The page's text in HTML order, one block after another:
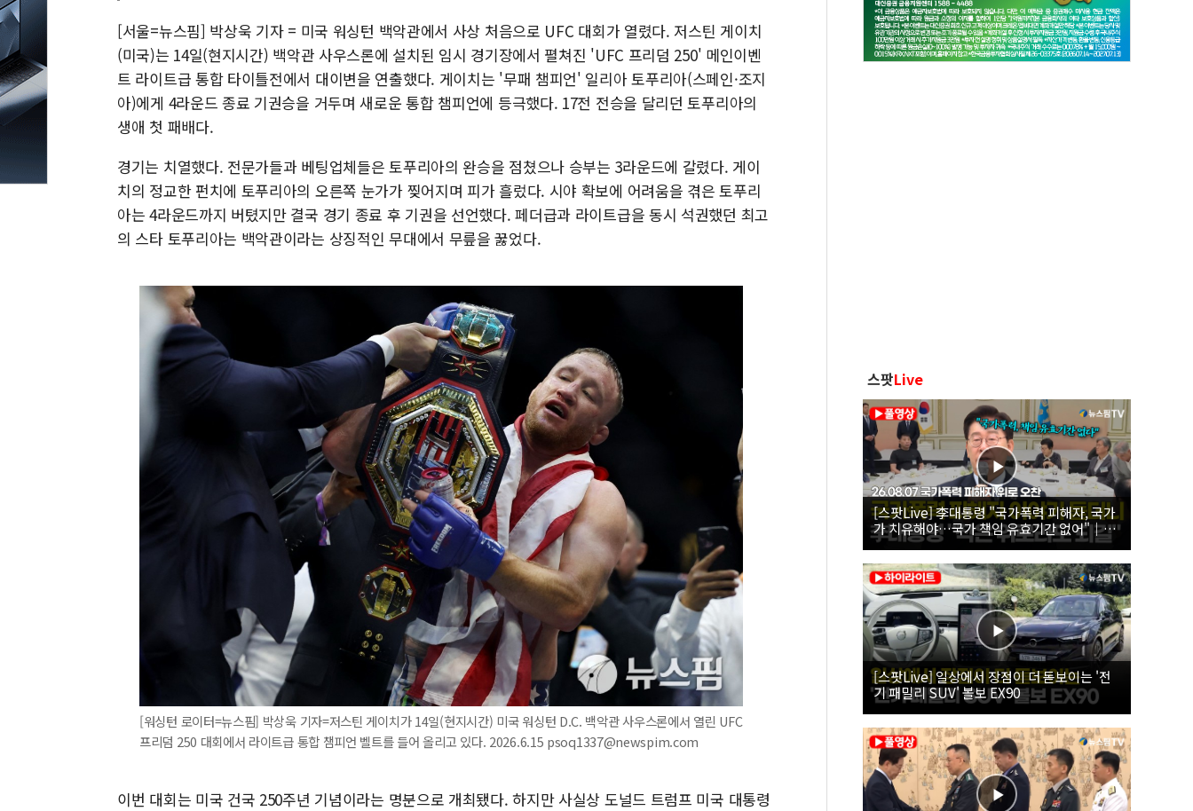
[서울=뉴스핌] 박상욱 기자 = 미국 워싱턴 백악관에서 사상 처음으로 UFC 대회가 열렸다. 저스틴 게이치
(미국)는 14일(현지시간) 백악관 사우스론에 설치된 임시 경기장에서 펼쳐진 'UFC 프리덤 250' 메인이벤
트 라이트급 통합 타이틀전에서 대이변을 연출했다. 게이치는 '무패 챔피언' 일리아 토푸리아(스페인·조지
아)에게 4라운드 종료 기권승을 거두며 새로운 통합 챔피언에 등극했다. 17전 전승을 달리던 토푸리아의
생애 첫 패배다.
경기는 치열했다. 전문가들과 베팅업체들은 토푸리아의 완승을 점쳤으나 승부는 3라운드에 갈렸다. 게이
치의 정교한 펀치에 토푸리아의 오른쪽 눈가가 찢어지며 피가 흘렀다. 시야 확보에 어려움을 겪은 토푸리
아는 4라운드까지 버텼지만 결국 경기 종료 후 기권을 선언했다. 페더급과 라이트급을 동시 석권했던 최고
의 스타 토푸리아는 백악관이라는 상징적인 무대에서 무릎을 꿇었다.
[워싱턴 로이터=뉴스핌] 박상욱 기자=저스틴 게이치가 14일(현지시간) 미국 워싱턴 D.C. 백악관 사우스론에서 열린 UFC
프리덤 250 대회에서 라이트급 통합 챔피언 벨트를 들어 올리고 있다. 2026.6.15 psoq1337@newspim.com
이번 대회는 미국 건국 250주년 기념이라는 명분으로 개최됐다. 하지만 사실상 도널드 트럼프 미국 대통령
스팟Live
[스팟Live] 李대통령 "국가폭력 피해자, 국가
가 치유해야…국가 책임 유효기간 없어"｜
26.08.07 국가폭력 피해자 위로 오찬
[스팟Live] 일상에서 장점이 더 돋보이는 '전
기 패밀리 SUV' 볼보 EX90